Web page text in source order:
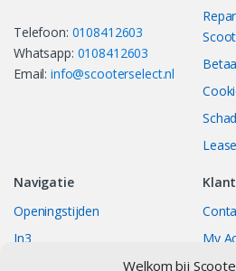
Welkom bij
Telefoon: 0108412603
Whatsapp: 0108412603
Email:info@scooterselect.nl
Lease
Navigatie
Openingstijden
In3
My
Track